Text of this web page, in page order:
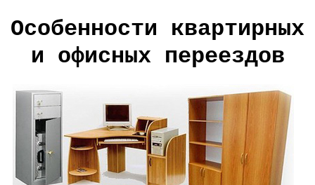
Особенности квартирных
и офисных переездов